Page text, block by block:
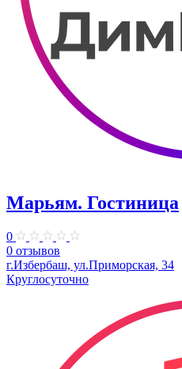
Марьям. Гостиница
0
0 отзывов
г.Избербаш, ул.Приморская, 34
Круглосуточно